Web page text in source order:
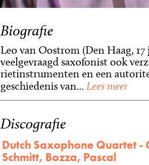
Biografie
Leo van Oostrom (Den Haag, 17
veelgevraagd saxofonist ook
rietinstrumenten en een
geschiedenis van... Lees meer
Discografie
Dutch Saxophone Quartet -
Schmitt, Bozza, Pascal